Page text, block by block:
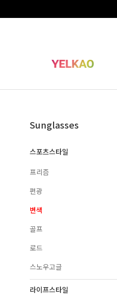
Sunglasses
스포츠스타일
프리즘
편광
변색
골프
로드
스노우고글
라이프스타일